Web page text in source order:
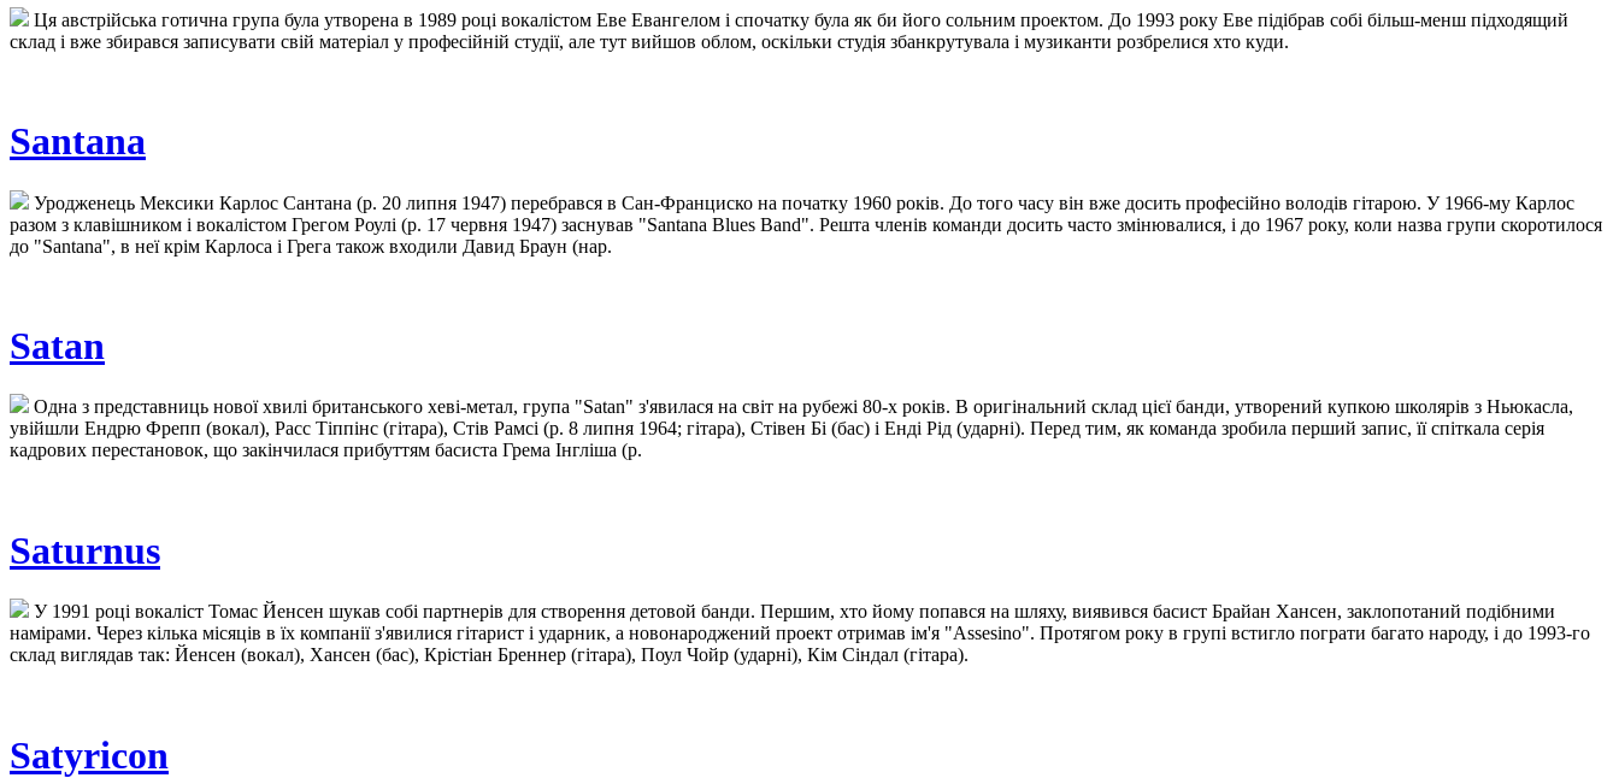
Ця австрійська готична група була утворена в 1989 році вокалістом Еве Евангелом і спочатку була як би його сольним проектом. До 1993 року Еве підібрав собі більш-менш підходящий
склад і вже збирався записувати свій матеріал у професійній студії, але тут вийшов облом, оскільки студія збанкрутувала і музиканти розбрелися хто куди.
Santana
Уродженець Мексики Карлос Сантана (р. 20 липня 1947) перебрався в Сан-Франциско на початку 1960 років. До того часу він вже досить професійно володів гітарою. У 1966-му Карлос
разом з клавішником і вокалістом Грегом Роулі (р. 17 червня 1947) заснував "Santana Blues Band". Решта членів команди досить часто змінювалися, і до 1967 року, коли назва групи скоротилося
до "Santana", в неї крім Карлоса і Грега також входили Давид Браун (нар.
Satan
Одна з представниць нової хвилі британського хеві-метал, група "Satan" з'явилася на світ на рубежі 80-х років. В оригінальний склад цієї банди, утворений купкою школярів з Ньюкасла,
увійшли Ендрю Фрепп (вокал), Расс Тіппінс (гітара), Стів Рамсі (р. 8 липня 1964; гітара), Стівен Бі (бас) і Енді Рід (ударні). Перед тим, як команда зробила перший запис, її спіткала серія
кадрових перестановок, що закінчилася прибуттям басиста Грема Інгліша (р.
Saturnus
У 1991 році вокаліст Томас Йенсен шукав собі партнерів для створення детовой банди. Першим, хто йому попався на шляху, виявився басист Брайан Хансен, заклопотаний подібними
намірами. Через кілька місяців в їх компанії з'явилися гітарист і ударник, а новонароджений проект отримав ім'я "Assesino". Протягом року в групі встигло пограти багато народу, і до 1993-го
склад виглядав так: Йенсен (вокал), Хансен (бас), Крістіан Бреннер (гітара), Поул Чойр (ударні), Кім Сіндал (гітара).
Satyricon